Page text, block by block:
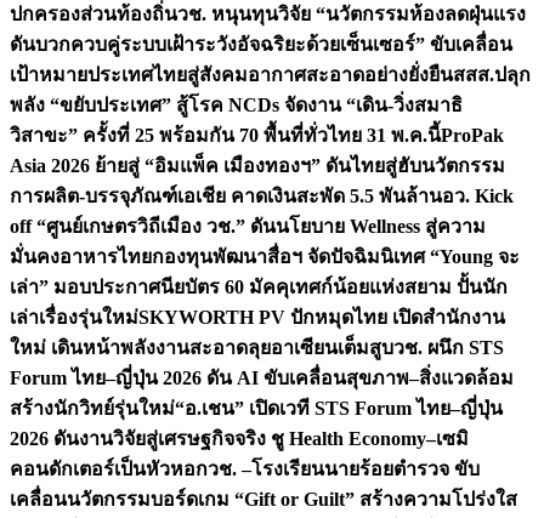
ปกครองส่วนท้องถิ่นวช. หนุนทุนวิจัย “นวัตกรรมห้องลดฝุ่นแรง
ดันบวกควบคู่ระบบเฝ้าระวังอัจฉริยะด้วยเซ็นเซอร์” ขับเคลื่อน
เป้าหมายประเทศไทยสู่สังคมอากาศสะอาดอย่างยั่งยืนสสส.ปลุก
พลัง “ขยับประเทศ” สู้โรค NCDs จัดงาน “เดิน-วิ่งสมาธิ
วิสาขะ” ครั้งที่ 25 พร้อมกัน 70 พื้นที่ทั่วไทย 31 พ.ค.นี้ProPak
Asia 2026 ย้ายสู่ “อิมแพ็ค เมืองทองฯ” ดันไทยสู่ฮับนวัตกรรม
การผลิต-บรรจุภัณฑ์เอเชีย คาดเงินสะพัด 5.5 พันล้านอว. Kick
off “ศูนย์เกษตรวิถีเมือง วช.” ดันนโยบาย Wellness สู่ความ
มั่นคงอาหารไทยกองทุนพัฒนาสื่อฯ จัดปัจฉิมนิเทศ “Young จะ
เล่า” มอบประกาศนียบัตร 60 มัคคุเทศก์น้อยแห่งสยาม ปั้นนัก
เล่าเรื่องรุ่นใหม่SKYWORTH PV ปักหมุดไทย เปิดสำนักงาน
ใหม่ เดินหน้าพลังงานสะอาดลุยอาเซียนเต็มสูบวช. ผนึก STS
Forum ไทย–ญี่ปุ่น 2026 ดัน AI ขับเคลื่อนสุขภาพ–สิ่งแวดล้อม
สร้างนักวิทย์รุ่นใหม่“อ.เชน” เปิดเวที STS Forum ไทย–ญี่ปุ่น
2026 ดันงานวิจัยสู่เศรษฐกิจจริง ชู Health Economy–เซมิ
คอนดักเตอร์เป็นหัวหอกวช. –โรงเรียนนายร้อยตำรวจ ขับ
เคลื่อนนวัตกรรมบอร์ดเกม “Gift or Guilt” สร้างความโปร่งใส